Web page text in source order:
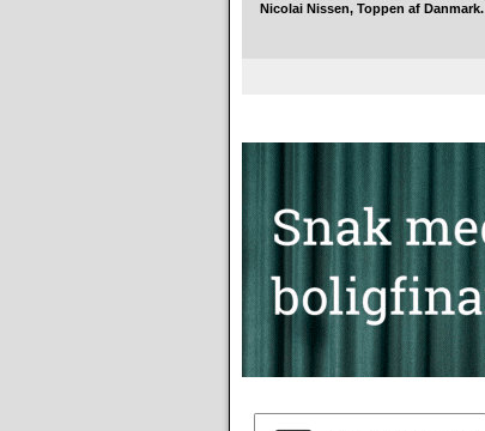
Nicolai Nissen, Toppen af Danmark.